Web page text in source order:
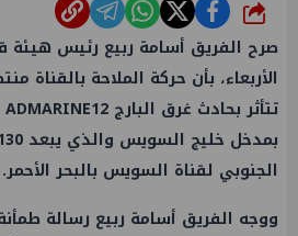
شارك
صرح الفريق أسامة ربيع رئيس هيئة
الأربعاء، بأن حركة الملاحة بالقناة
الجنوبي لقناة السويس بالبحر الأحمر.
ووجه الفريق أسامة ربيع رسالة